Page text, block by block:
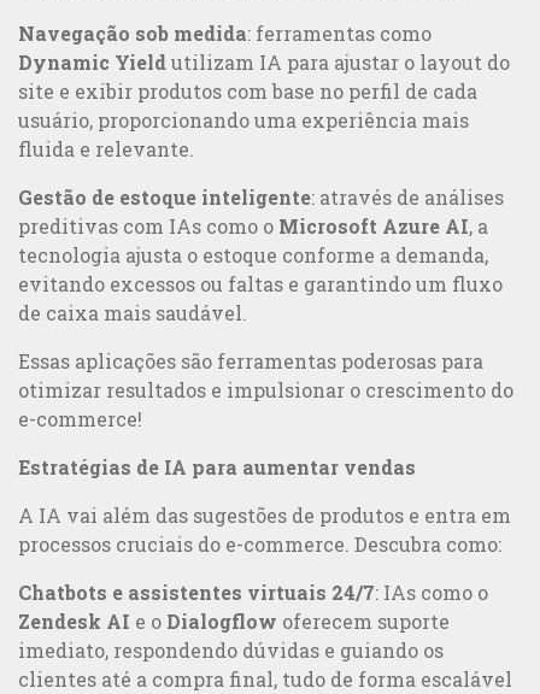
Marketing Online ou Offline: qual a melhor estratégia?
Navegação sob medida: ferramentas como
Dynamic Yieldutilizam IA para ajustar o layout do
site e exibir produtos com base no perfil de cada
usuário, proporcionando uma experiência mais
fluida e relevante.
Gestão de estoque inteligente: através de análises
preditivas com IAs como o Microsoft Azure AI, a
tecnologia ajusta o estoque conforme a demanda,
evitando excessos ou faltas e garantindo um fluxo
de caixa mais saudável.
Essas aplicações são ferramentas poderosas para
otimizar resultados e impulsionar o crescimento do
e-commerce!
Estratégias de IA para aumentar vendas
A IA vai além das sugestões de produtos e entra em
processos cruciais do e-commerce. Descubra como:
Chatbots e assistentes virtuais 24/7: IAs como o
Zendesk AI e o Dialogflow oferecem suporte
imediato, respondendo dúvidas e guiando os
clientes até a compra final, tudo de forma escalável